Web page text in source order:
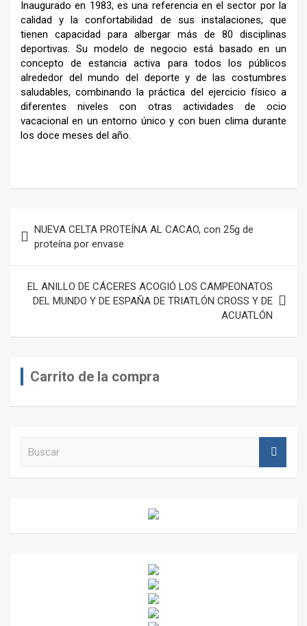
Inaugurado en 1983, es una referencia en el sector por la
calidad y la confortabilidad de sus instalaciones, que
tienen capacidad para albergar más de 80 disciplinas
deportivas. Su modelo de negocio está basado en un
concepto de estancia activa para todos los públicos
alrededor del mundo del deporte y de las costumbres
saludables, combinando la práctica del ejercicio físico a
diferentes niveles con otras actividades de ocio
vacacional en un entorno único y con buen clima durante
los doce meses del año.
de
entradas
NUEVA CELTA PROTEÍNA AL CACAO, con 25g de
proteína por envase
EL ANILLO DE CÁCERES ACOGIÓ LOS CAMPEONATOS
DEL MUNDO Y DE ESPAÑA DE TRIATLÓN CROSS Y DE
ACUATLÓN
Carrito de la compra